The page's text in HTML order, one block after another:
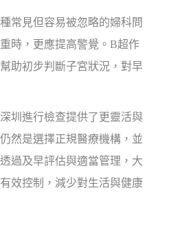
常見但容易被忽略的婦科問
時，更應提高警覺。B超作
助初步判斷子宮狀況，對早
圳進行檢查提供了更靈活與
然是選擇正規醫療機構，並
過及早評估與適當管理，大
效控制，減少對生活與健康